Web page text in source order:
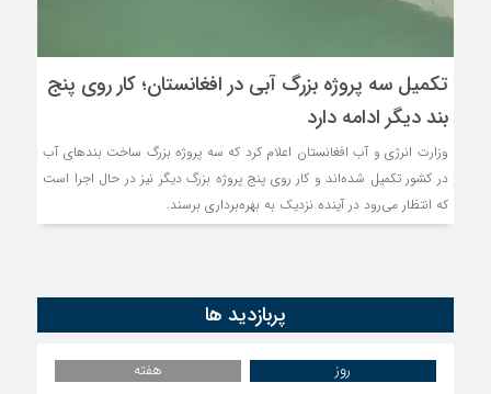
تکمیل سه پروژه بزرگ آبی در افغانستان؛ کار روی پنج
بند دیگر ادامه دارد
وزارت انرژی و آب افغانستان اعلام کرد که سه پروژه بزرگ ساخت بندهای آب
در کشور تکمیل شده‌اند و کار روی پنج پروژه بزرگ دیگر نیز در حال اجرا است
که انتظار می‌رود در آینده نزدیک به بهره‌برداری برسند.
پربازدید ها
روز
هفته